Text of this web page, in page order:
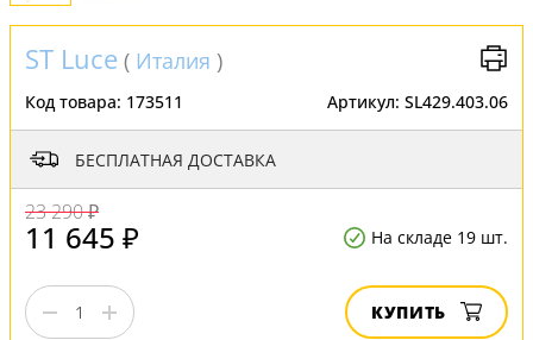
ST Luce ( Италия )
Код товара: 173511 Артикул: SL429.403.06
БЕСПЛАТНАЯ ДОСТАВКА
23 290 ₽
11 645 ₽ На складе 19 шт.
КУПИТЬ